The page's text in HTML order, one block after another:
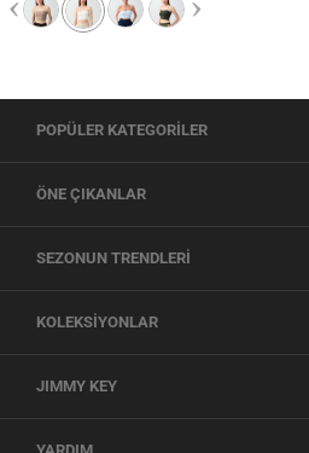
POPÜLER KATEGORİLER
ÖNE ÇIKANLAR
SEZONUN TRENDLERİ
KOLEKSİYONLAR
JIMMY KEY